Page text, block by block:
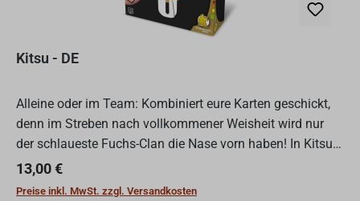
Kitsu - DE
Alleine oder im Team: Kombiniert eure Karten geschickt,
denn im Streben nach vollkommener Weisheit wird nur
der schlaueste Fuchs-Clan die Nase vorn haben! In Kitsu
spielt ihr als Mitglied eines von zwei Clans, dem Zen...
Regulärer Preis:
13,00 €
Preise inkl. MwSt. zzgl. Versandkosten